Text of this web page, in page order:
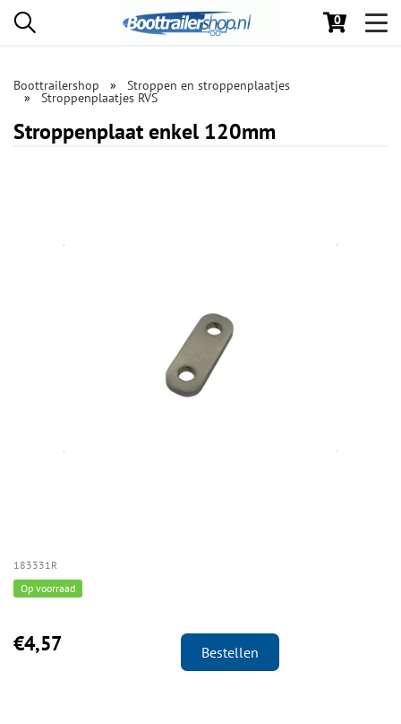
0
Boottrailershop Stroppen en stroppenplaatjes
Stroppenplaatjes RVS
Stroppenplaat enkel 120mm
183331R
Op voorraad
€4,57 Bestellen